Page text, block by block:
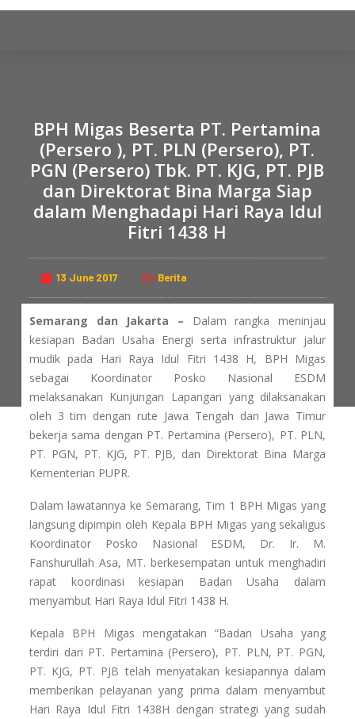
BPH Migas Beserta PT. Pertamina
(Persero ), PT. PLN (Persero), PT.
PGN (Persero) Tbk. PT. KJG, PT. PJB
dan Direktorat Bina Marga Siap
dalam Menghadapi Hari Raya Idul
Fitri 1438 H
13 June 2017 Berita
Semarang dan Jakarta – Dalam rangka meninjau
kesiapan Badan Usaha Energi serta infrastruktur jalur
mudik pada Hari Raya Idul Fitri 1438 H, BPH Migas
sebagai Koordinator Posko Nasional ESDM
melaksanakan Kunjungan Lapangan yang dilaksanakan
oleh 3 tim dengan rute Jawa Tengah dan Jawa Timur
bekerja sama dengan PT. Pertamina (Persero), PT. PLN,
PT. PGN, PT. KJG, PT. PJB, dan Direktorat Bina Marga
Kementerian PUPR.
Dalam lawatannya ke Semarang, Tim 1 BPH Migas yang
langsung dipimpin oleh Kepala BPH Migas yang sekaligus
Koordinator Posko Nasional ESDM, Dr. Ir. M.
Fanshurullah Asa, MT. berkesempatan untuk menghadiri
rapat koordinasi kesiapan Badan Usaha dalam
menyambut Hari Raya Idul Fitri 1438 H.
Kepala BPH Migas mengatakan “Badan Usaha yang
terdiri dari PT. Pertamina (Persero), PT. PLN, PT. PGN,
PT. KJG, PT. PJB telah menyatakan kesiapannya dalam
memberikan pelayanan yang prima dalam menyambut
Hari Raya Idul Fitri 1438H dengan strategi yang sudah